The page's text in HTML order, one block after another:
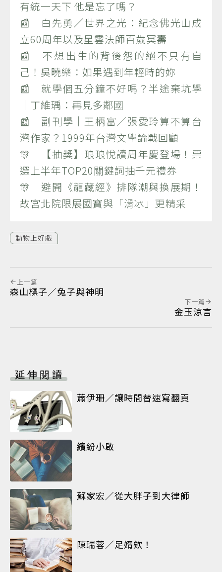
有統一天下 他是忘了嗎？
📰 白先勇／世界之光：紀念佛光山成
立60周年以及星雲法師百歲冥壽
📰 不想出生的背後怨的絕不只有自
己！吳曉樂：如果遇到年輕時的妳
📰 就學個五分鐘不好嗎？半途棄坑學
｜丁維瑀：再見多鄰國
📰 副刊學｜王柄富／張愛玲算不算台
灣作家？1999年台灣文學論戰回顧
🎊 【抽獎】琅琅悅讀周年慶登場！票
選上半年TOP20關鍵詞抽千元禮券
🎊 避開《龍藏經》排隊潮與換展期！
故宮北院限展國寶與「滑冰」更精采
動物上好戲
上一篇
森山標子／兔子與神明
下一篇
金玉涼言
延伸閱讀
蕭伊珊／讓時間替速寫翻頁
繽紛小啟
蘇家宏／從大胖子到大律師
陳瑞蓉／足媠欸！